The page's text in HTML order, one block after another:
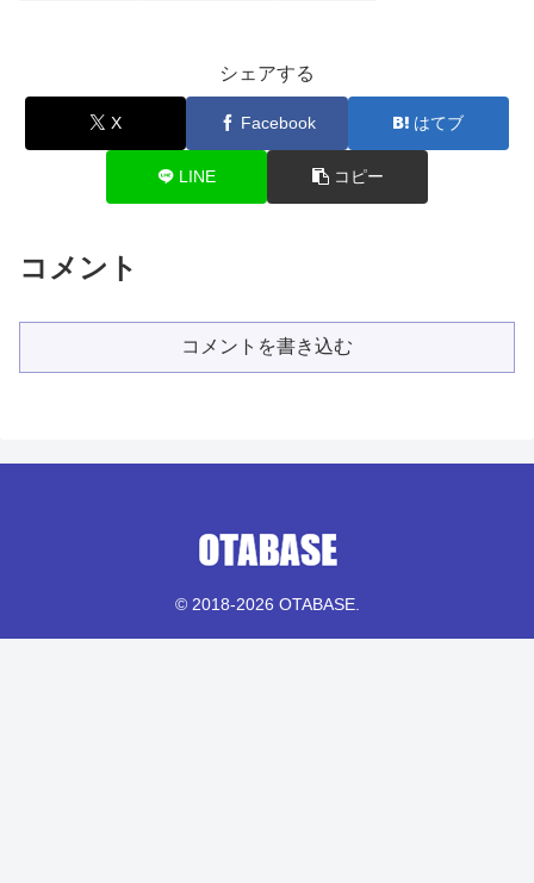
シェアする
X Facebook はてブ
LINE コピー
コメント
コメントを書き込む
© 2018-2026 OTABASE.